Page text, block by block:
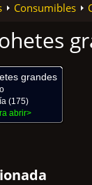
Consumibles
grandes
(175)
abrir>